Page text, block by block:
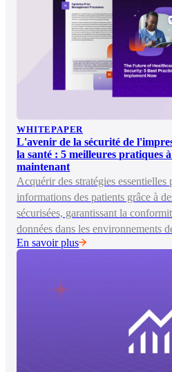
WHITEPAPER
L'avenir de la sécurité de
la santé : 5 meilleures pratiques
maintenant
Acquérir des stratégies essentielles
informations des patients grâce à
sécurisées, garantissant la
données dans les environnements
En savoir plus